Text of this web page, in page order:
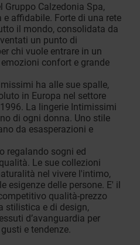
Calzedonia Spa,
e affidabile. Forte di una rete
il mondo, consolidata da
un punto di
chi vuole entrare in un
confort e grande
ha alle sue spalle,
in Europa nel settore
La lingerie Intimissimi
di ogni donna. Uno stile
da esasperazioni e
regalando sogni ed
Le sue collezioni
nel vivere l'intimo,
esigenze delle persone. E' il
qualità-prezzo
stilistica e di design,
d’avanguardia per
e tendenze.